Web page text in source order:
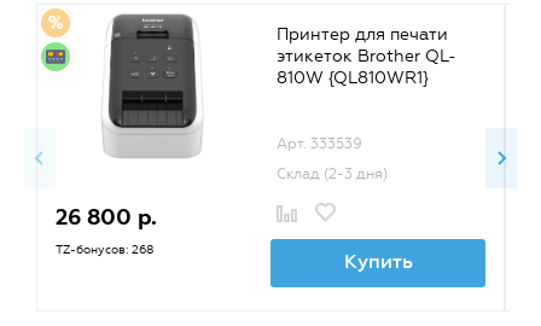
Принтер для печати
этикеток Brother QL-
810W {QL810WR1}
Арт. 333539
Склад (2-3 дня)
26 800 р.
TZ-бонусов: 268 Купить